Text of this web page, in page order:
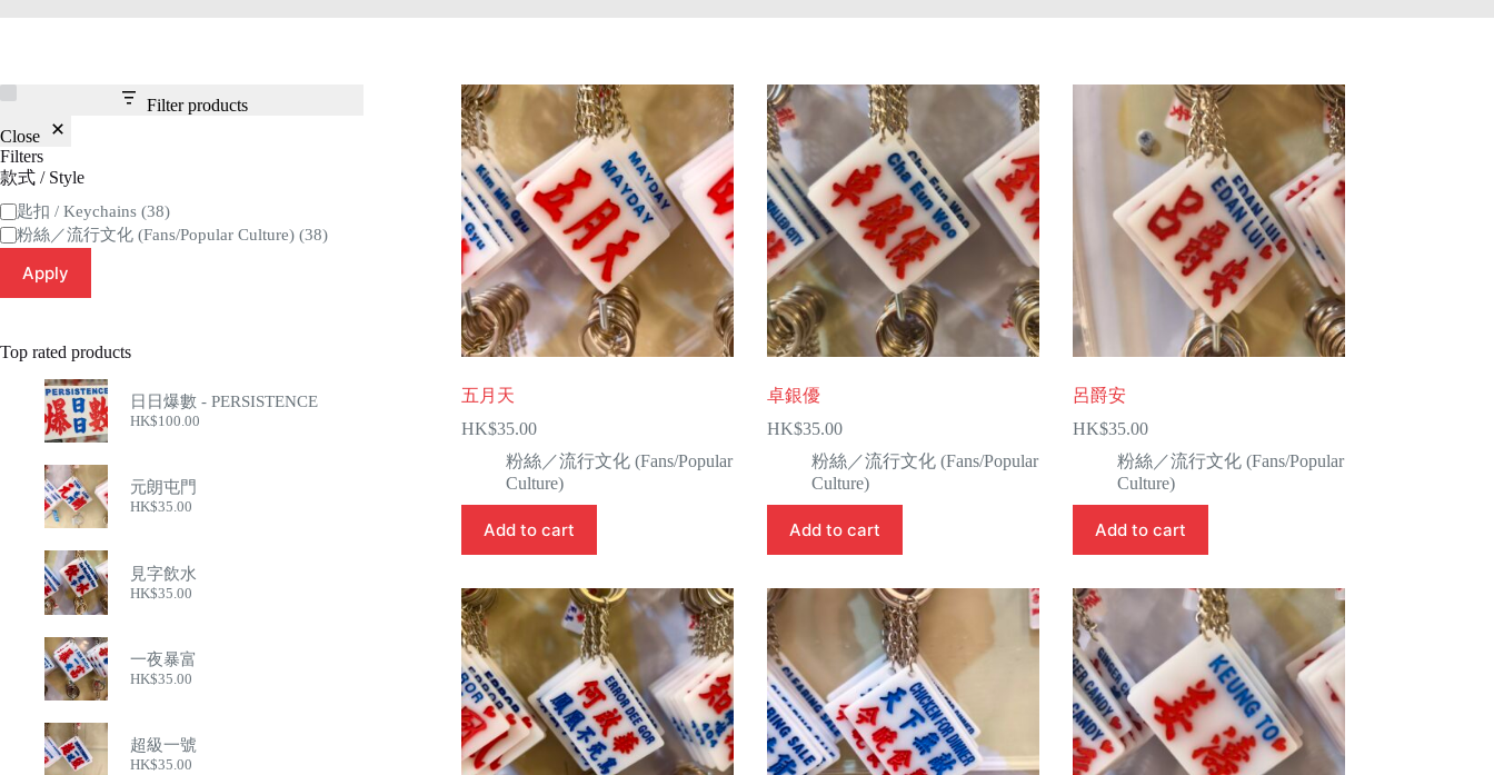
五月天
HK$35.00
粉絲／流行文化 (Fans/Popular
Culture)
Add to cart
卓銀優
HK$35.00
粉絲／流行文化 (Fans/Popular
Culture)
Add to cart
呂爵安
HK$35.00
粉絲／流行文化 (Fans/Popular
Culture)
Add to cart
Filter products
Close
Filters
款式 / Style
Category
匙扣 / Keychains (38)
粉絲／流行文化 (Fans/Popular Culture) (38)
Apply
Top rated products
日日爆數 - PERSISTENCE
HK$100.00
元朗屯門
HK$35.00
見字飲水
HK$35.00
一夜暴富
HK$35.00
超級一號
HK$35.00